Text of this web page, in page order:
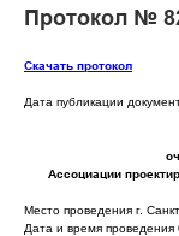
Протокол №
Скачать протокол
Дата публикации
Ассоциации
Место проведения г.
Дата и время